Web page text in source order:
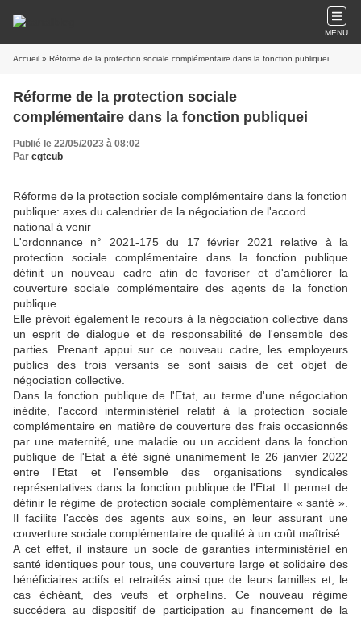
MENU
Accueil » Réforme de la protection sociale complémentaire dans la fonction publiquei
Réforme de la protection sociale
complémentaire dans la fonction publiquei
Publié le 22/05/2023 à 08:02
Par cgtcub
Réforme de la protection sociale complémentaire dans la fonction
publique: axes du calendrier de la négociation de l'accord
national à venir
L'ordonnance n° 2021-175 du 17 février 2021 relative à la
protection sociale complémentaire dans la fonction publique
définit un nouveau cadre afin de favoriser et d'améliorer la
couverture sociale complémentaire des agents de la fonction
publique.
Elle prévoit également le recours à la négociation collective dans
un esprit de dialogue et de responsabilité de l'ensemble des
parties. Prenant appui sur ce nouveau cadre, les employeurs
publics des trois versants se sont saisis de cet objet de
négociation collective.
Dans la fonction publique de l'Etat, au terme d'une négociation
inédite, l'accord interministériel relatif à la protection sociale
complémentaire en matière de couverture des frais occasionnés
par une maternité, une maladie ou un accident dans la fonction
publique de l'Etat a été signé unanimement le 26 janvier 2022
entre l'Etat et l'ensemble des organisations syndicales
représentatives dans la fonction publique de l'Etat. Il permet de
définir le régime de protection sociale complémentaire « santé ».
Il facilite l'accès des agents aux soins, en leur assurant une
couverture sociale complémentaire de qualité à un coût maîtrisé.
A cet effet, il instaure un socle de garanties interministériel en
santé identiques pour tous, une couverture large et solidaire des
bénéficiaires actifs et retraités ainsi que de leurs familles et, le
cas échéant, des veufs et orphelins. Ce nouveau régime
succédera au dispositif de participation au financement de la